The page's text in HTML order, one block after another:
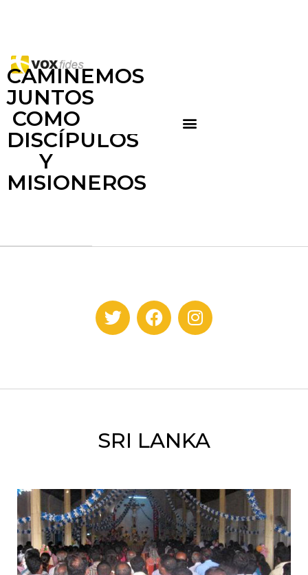
CAMINEMOS
JUNTOS
COMO
DISCÍPULOS
Y
MISIONEROS
SRI LANKA